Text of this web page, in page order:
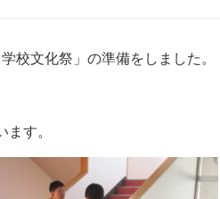
校文化祭」の準備をしました。
す。